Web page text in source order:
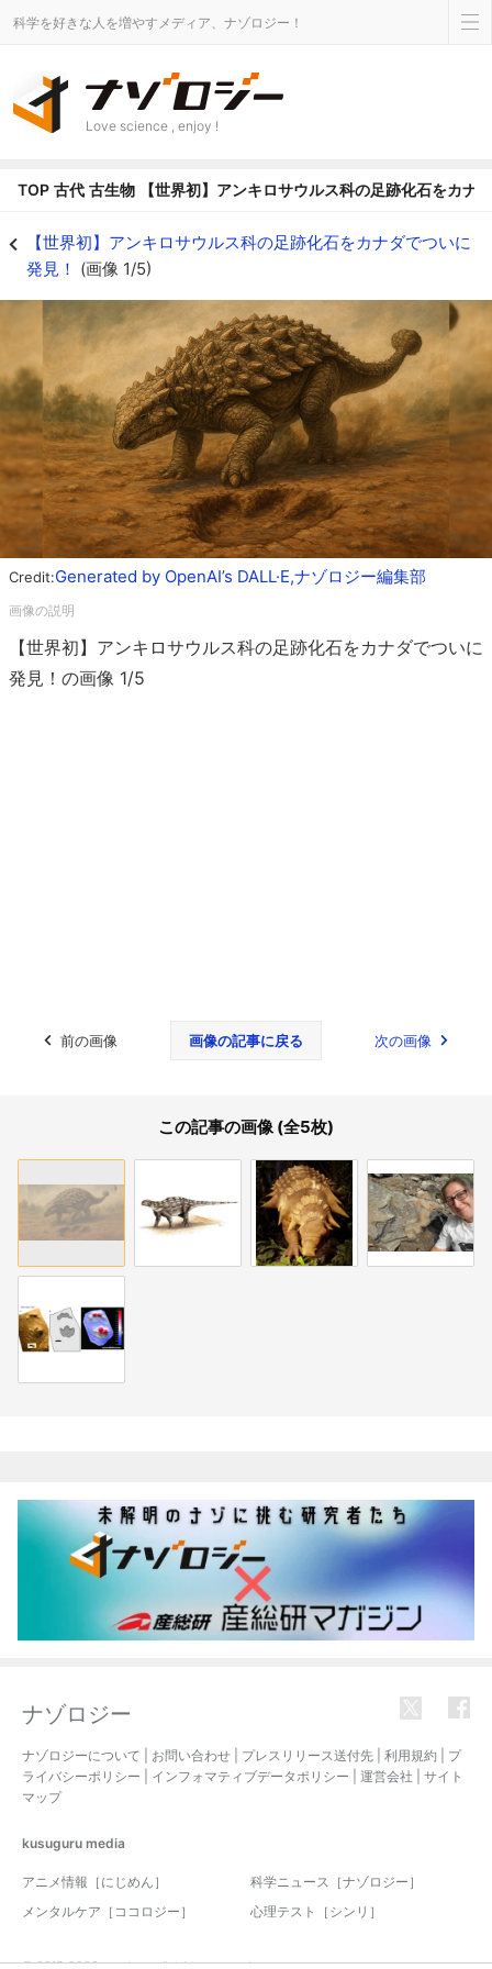
科学を好きな人を増やすメディア、ナゾロジー！
Love science , enjoy !
TOP 古代 古生物 【世界初】アンキロサウルス科の足跡化石をカナ
【世界初】アンキロサウルス科の足跡化石をカナダでついに
発見！ (画像 1/5)
Credit:Generated by OpenAI’s DALL·E,ナゾロジー編集部
【世界初】アンキロサウルス科の足跡化石をカナダでついに
発見！の画像 1/5
前の画像 画像の記事に戻る 次の画像
この記事の画像 (全5枚)
ナゾロジー
ナゾロジーについて お問い合わせ プレスリリース送付先 利用規約
プ
ライバシーポリシー
インフォマティブデータポリシー 運営会社
サイト
マップ
kusuguru media
アニメ情報［にじめん］
科学ニュース［ナゾロジー］
メンタルケア［ココロジー］
心理テスト［シンリ］